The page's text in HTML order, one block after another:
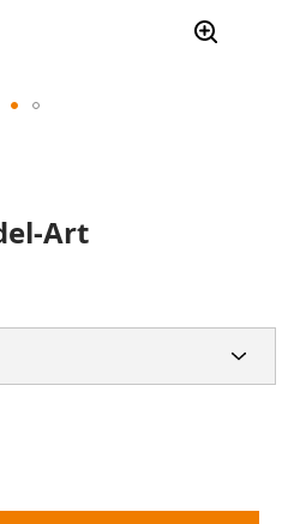
Art